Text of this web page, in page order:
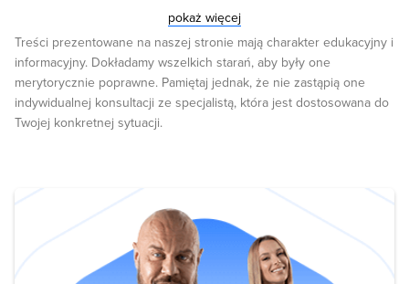
Vet Res Forum. 2021 Spring;12(2):223-227. doi:
10.30466/vrf.2019.102686.2446. Epub 2021 Jun 15. PMID:
34345390; PMCID: PMC8328253. LaDronka RM, Ainsworth S,
Wilkins MJ, Norby B, Byrem TM, Bartlett PC. Prevalence of Bovine
Leukemia Virus Antibodies in US Dairy Cattle. Vet Med Int. 2018
Nov 11;2018:5831278. doi: 10.1155/2018/5831278. PMID: 30534354;
PMCID: PMC6252197. Wójcik A, Kiliszczyk A, Jagielska B.
Ravi Mehrotra, Chapter 6 - Human Papillomavirus (HPV): Diagnosis
and Treatment Editor(s): Ashish S. Verma, Anchal Singh, Animal
Biotechnology, Academic Press, 2014, Pages 95-120, ISBN
9780124160026, https://doi.org/10.1016/B978-0-12-416002-
pokaż więcej
Treści prezentowane na naszej stronie mają charakter edukacyjny i
informacyjny. Dokładamy wszelkich starań, aby były one
merytorycznie poprawne. Pamiętaj jednak, że nie zastąpią one
indywidualnej konsultacji ze specjalistą, która jest dostosowana do
Twojej konkretnej sytuacji.